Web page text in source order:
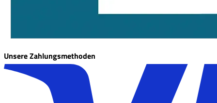
Unsere Zahlungsmethoden